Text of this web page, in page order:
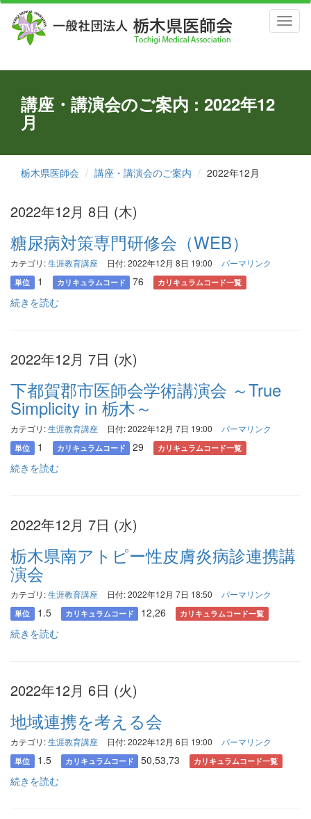
講座・講演会のご案内 : 2022年12
月
栃木県医師会 講座・講演会のご案内 2022年12月
2022年12月 8日 (木)
糖尿病対策専門研修会（WEB）
カテゴリ:生涯教育講座 日付: 2022年12月 8日 19:00 パーマリンク
単位 1 カリキュラムコード 76 カリキュラムコード一覧
続きを読む
2022年12月 7日 (水)
下都賀郡市医師会学術講演会 ～True
Simplicity in 栃木～
カテゴリ:生涯教育講座 日付: 2022年12月 7日 19:00 パーマリンク
単位 1 カリキュラムコード 29 カリキュラムコード一覧
続きを読む
2022年12月 7日 (水)
栃木県南アトピー性皮膚炎病診連携講
演会
カテゴリ:生涯教育講座 日付: 2022年12月 7日 18:50 パーマリンク
単位 1.5 カリキュラムコード 12,26 カリキュラムコード一覧
続きを読む
2022年12月 6日 (火)
地域連携を考える会
カテゴリ:生涯教育講座 日付: 2022年12月 6日 19:00 パーマリンク
単位 1.5 カリキュラムコード 50,53,73 カリキュラムコード一覧
続きを読む